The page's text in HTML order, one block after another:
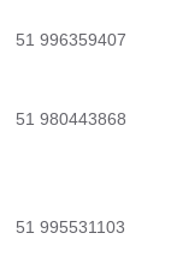
51 996359407
51 980443868
51 995531103